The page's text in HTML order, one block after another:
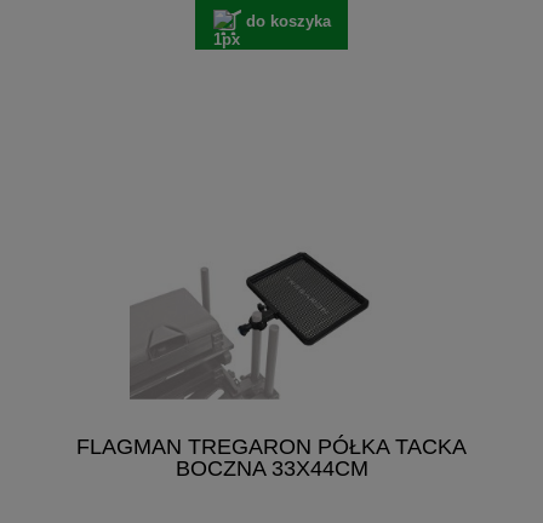
do koszyka
FLAGMAN TREGARON PÓŁKA TACKA
BOCZNA 33X44CM